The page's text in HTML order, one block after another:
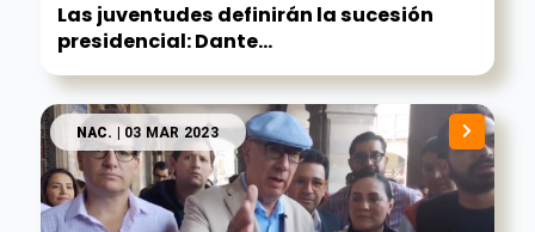
Las juventudes definirán la sucesión
presidencial: Dante...
NAC. | 03 MAR 2023